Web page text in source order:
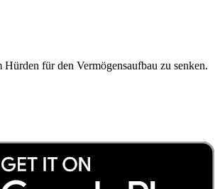
Hürden für den Vermögensaufbau zu senken.